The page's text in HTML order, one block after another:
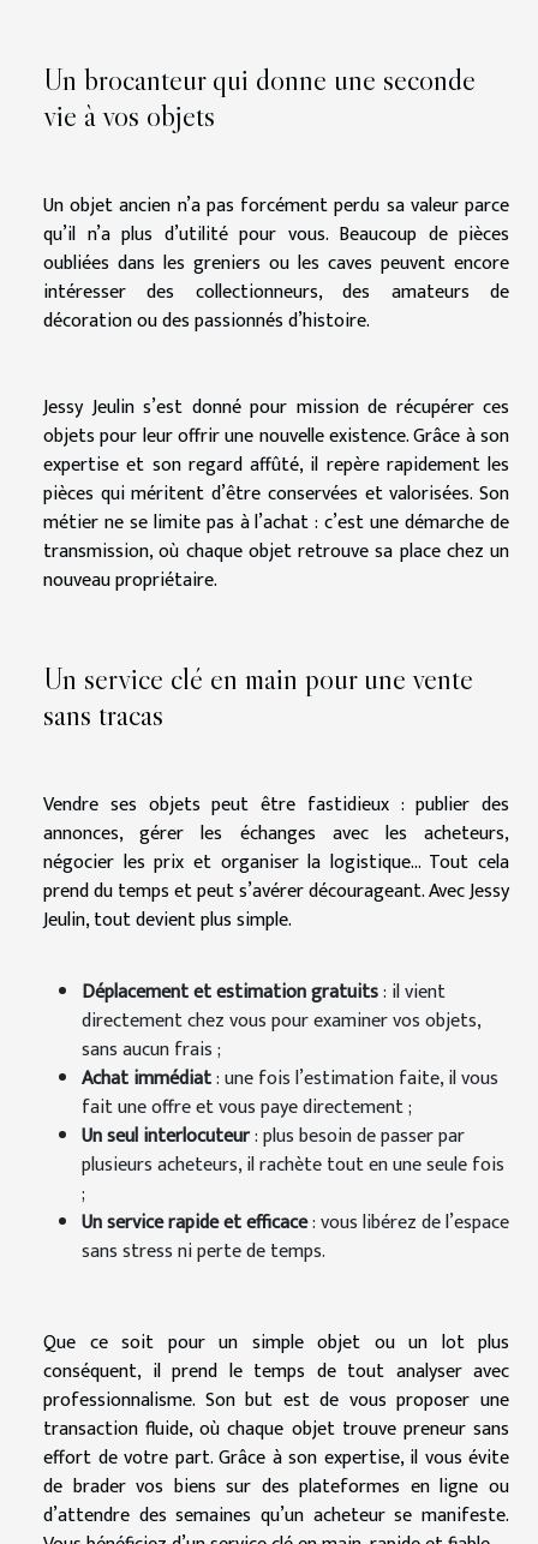
Un brocanteur qui donne une seconde
vie à vos objets
Un objet ancien n’a pas forcément perdu sa valeur parce
qu’il n’a plus d’utilité pour vous. Beaucoup de pièces
oubliées dans les greniers ou les caves peuvent encore
intéresser des collectionneurs, des amateurs de
décoration ou des passionnés d’histoire.
Jessy Jeulin s’est donné pour mission de récupérer ces
objets pour leur offrir une nouvelle existence. Grâce à son
expertise et son regard affûté, il repère rapidement les
pièces qui méritent d’être conservées et valorisées. Son
métier ne se limite pas à l’achat : c’est une démarche de
transmission, où chaque objet retrouve sa place chez un
nouveau propriétaire.
Un service clé en main pour une vente
sans tracas
Vendre ses objets peut être fastidieux : publier des
annonces, gérer les échanges avec les acheteurs,
négocier les prix et organiser la logistique… Tout cela
prend du temps et peut s’avérer décourageant. Avec Jessy
Jeulin, tout devient plus simple.
Déplacement et estimation gratuits: il vient
directement chez vous pour examiner vos objets,
sans aucun frais ;
Achat immédiat: une fois l’estimation faite, il vous
fait une offre et vous paye directement ;
Un seul interlocuteur: plus besoin de passer par
plusieurs acheteurs, il rachète tout en une seule fois
;
Un service rapide et efficace: vous libérez de l’espace
sans stress ni perte de temps.
Que ce soit pour un simple objet ou un lot plus
conséquent, il prend le temps de tout analyser avec
professionnalisme. Son but est de vous proposer une
transaction fluide, où chaque objet trouve preneur sans
effort de votre part. Grâce à son expertise, il vous évite
de brader vos biens sur des plateformes en ligne ou
d’attendre des semaines qu’un acheteur se manifeste.